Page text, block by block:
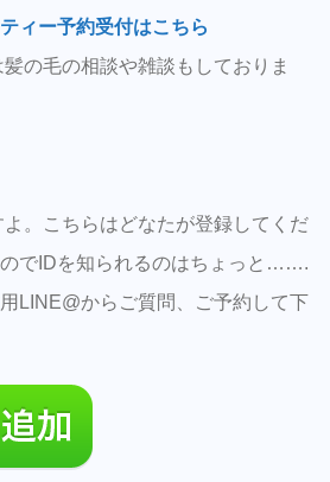
ィー予約受付はこちら
の毛の相談や雑談もしておりま
。こちらはどなたが登録してくだ
でIDを知られるのはちょっと…….
LINE@からご質問、ご予約して下